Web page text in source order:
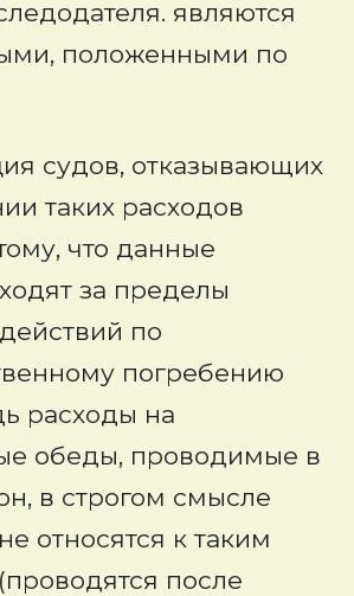
являются
положенными по
судов, отказывающих
таких расходов
что данные
за пределы
по
погребению
расходы на
обеды, проводимые в
в строгом смысле
относятся к таким
после